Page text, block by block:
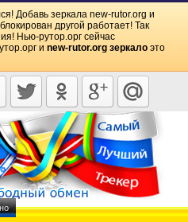
Добавь зеркала new-rutor.org и
другой работает! Так
Нью-рутор.орг сейчас
и new-rutor.org зеркало это